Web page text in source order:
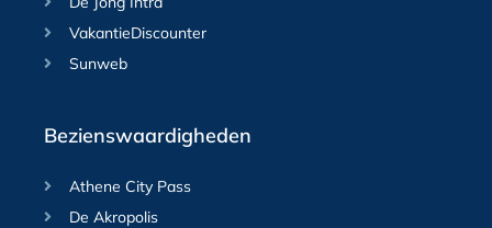
VakantieDiscounter
Sunweb
Bezienswaardigheden
Athene City Pass
De Akropolis